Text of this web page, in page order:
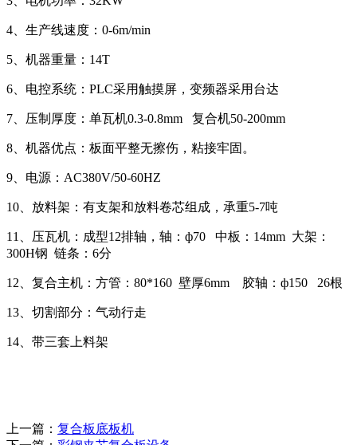
4、生产线速度：0-6m/min
5、机器重量：14T
6、电控系统：PLC采用触摸屏，变频器采用台达
7、压制厚度：单瓦机0.3-0.8mm 复合机50-200mm
8、机器优点：板面平整无擦伤，粘接牢固。
9、电源：AC380V/50-60HZ
10、放料架：有支架和放料卷芯组成，承重5-7吨
11、压瓦机：成型12排轴，轴：ф70 中板：14mm 大架：
300H钢 链条：6分
12、复合主机：方管：80*160 壁厚6mm 胶轴：ф150 26根
13、切割部分：气动行走
14、带三套上料架
上一篇： 复合板底板机